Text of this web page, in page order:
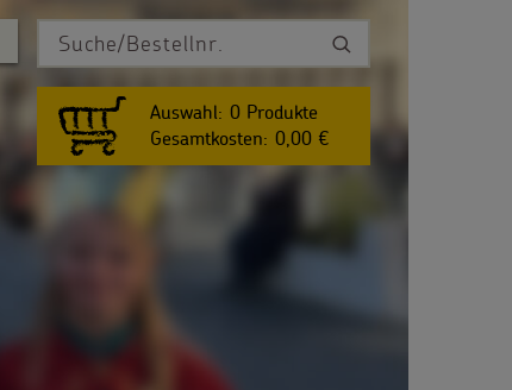
Auswahl: 0 Produkte
Gesamtkosten: 0,00 €